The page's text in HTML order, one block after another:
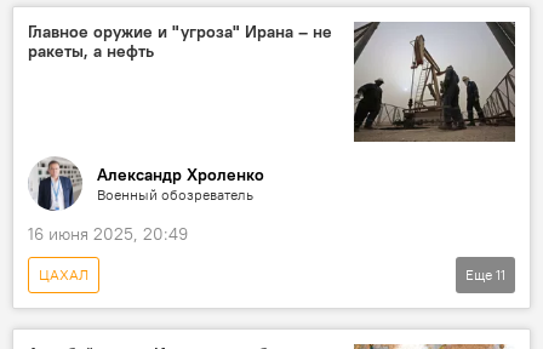
НАТО
Запад
вооруженный конфликт
Корпус стражей исламской революции (КСИР)
ракетные обстрелы
США
Дональд Трамп
Россия
Стратегическое партнерство
Политика
Главное оружие и "угроза" Ирана – не
ракеты, а нефть
Александр Хроленко
Военный обозреватель
16 июня 2025, 20:49
ЦАХАЛ
Спецоперация России по защите Донбасса
Еще 11